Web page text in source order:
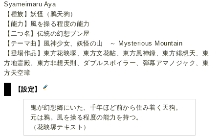
Syameimaru Aya
【種族】妖怪（鴉天狗）
【能力】風を操る程度の能力
【二つ名】伝統の幻想ブン屋
【テーマ曲】風神少女、妖怪の山 ～ Mysterious Mountain
【登場作品】東方花映塚、東方文花帖、東方風神録、東方緋想天、東
方地霊殿、東方非想天則、ダブルスポイラー、弾幕アマノジャク、東
方天空璋
【設定】
鬼が幻想郷にいた、千年ほど前から住み着く天狗。
元は鴉。風を操る程度の能力を持つ。
（花映塚テキスト）